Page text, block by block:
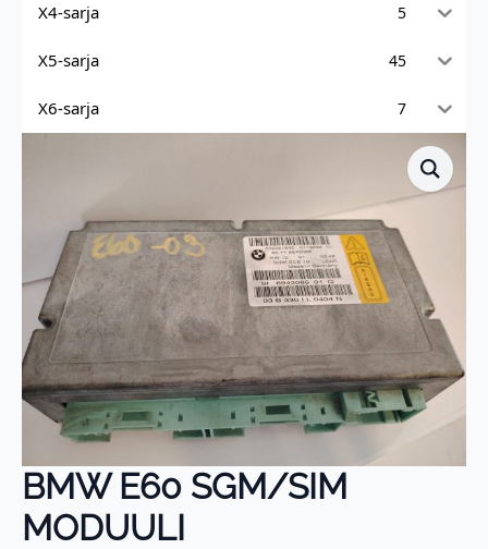
X4-sarja 5
X5-sarja 45
X6-sarja 7
BMW E60 SGM/SIM
MODUULI